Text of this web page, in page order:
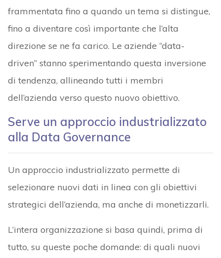
frammentata fino a quando un tema si distingue,
fino a diventare così importante che l’alta
direzione se ne fa carico. Le aziende “data-
driven” stanno sperimentando questa inversione
di tendenza, allineando tutti i membri
dell’azienda verso questo nuovo obiettivo.
Serve un approccio industrializzato
alla Data Governance
Un approccio industrializzato permette di
selezionare nuovi dati in linea con gli obiettivi
strategici dell’azienda, ma anche di monetizzarli.
L’intera organizzazione si basa quindi, prima di
tutto, su queste poche domande: di quali nuovi